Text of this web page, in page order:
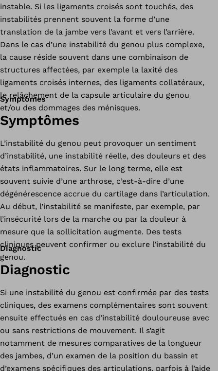
instable. Si les ligaments croisés sont touchés, des
instabilités prennent souvent la forme d’une
translation de la jambe vers l’avant et vers l’arrière.
Dans le cas d’une instabilité du genou plus complexe,
la cause réside souvent dans une combinaison de
structures affectées, par exemple la laxité des
ligaments croisés internes, des ligaments collatéraux,
le relâchement de la capsule articulaire du genou
et/ou des dommages des ménisques.
Symptômes
Symptômes
L’instabilité du genou peut provoquer un sentiment
d’instabilité, une instabilité réelle, des douleurs et des
états inflammatoires. Sur le long terme, elle est
souvent suivie d’une arthrose, c’est-à-dire d’une
dégénérescence accrue du cartilage dans l’articulation.
Au début, l’instabilité se manifeste, par exemple, par
l’insécurité lors de la marche ou par la douleur à
mesure que la sollicitation augmente. Des tests
cliniques peuvent confirmer ou exclure l’instabilité du
genou.
Diagnostic
Diagnostic
Si une instabilité du genou est confirmée par des tests
cliniques, des examens complémentaires sont souvent
ensuite effectués en cas d’instabilité douloureuse avec
ou sans restrictions de mouvement. Il s’agit
notamment de mesures comparatives de la longueur
des jambes, d’un examen de la position du bassin et
d’examens spécifiques des articulations, parfois à l’aide